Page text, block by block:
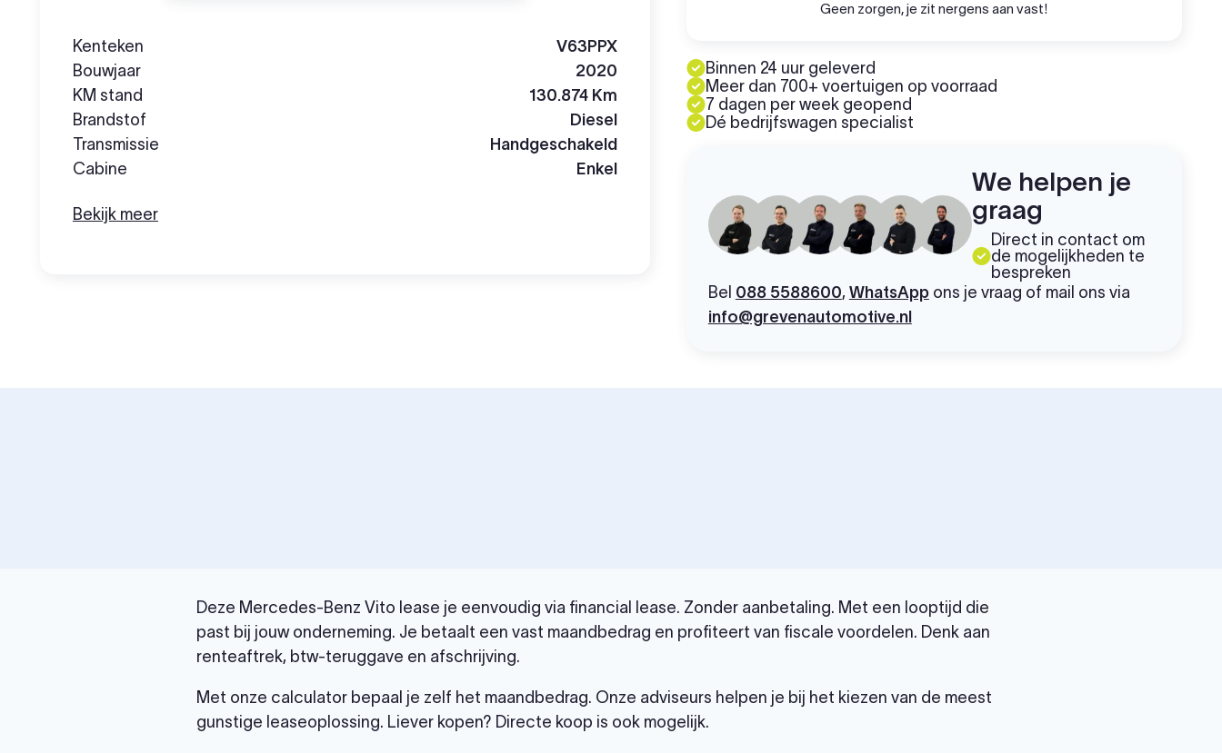
Geen zorgen, je zit nergens aan vast!
Binnen 24 uur geleverd
Meer dan 700+ voertuigen op voorraad
7 dagen per week geopend
Dé bedrijfswagen specialist
We helpen je
graag
Direct in contact om
de mogelijkheden te
bespreken
Bel 088 5588600, WhatsAppons je vraag of mail ons via
info@grevenautomotive.nl
Kenteken
V63PPX
Bouwjaar
2020
KM stand
130.874 Km
Brandstof
Diesel
Transmissie
Handgeschakeld
Cabine
Enkel
Bekijk meer
Deze Mercedes-Benz Vito lease je eenvoudig via financial lease. Zonder aanbetaling. Met een looptijd die
past bij jouw onderneming. Je betaalt een vast maandbedrag en profiteert van fiscale voordelen. Denk aan
renteaftrek, btw-teruggave en afschrijving.
Met onze calculator bepaal je zelf het maandbedrag. Onze adviseurs helpen je bij het kiezen van de meest
gunstige leaseoplossing. Liever kopen? Directe koop is ook mogelijk.